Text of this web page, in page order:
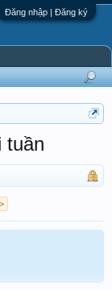
Đăng nhập | Đăng ký
tuần